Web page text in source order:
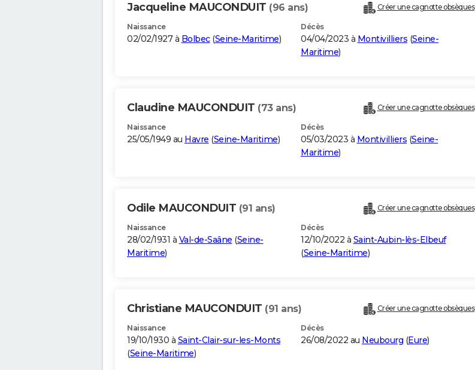
Jacqueline MAUCONDUIT (96 ans) Créer une cagnotte obsèques
Naissance
02/02/1927 à Bolbec(Seine-Maritime)
Décès
04/04/2023 à Montivilliers (Seine-
Maritime)
Claudine MAUCONDUIT (73 ans) Créer une cagnotte obsèques
Naissance
25/05/1949 au Havre (Seine-Maritime)
Décès
05/03/2023 à Montivilliers (Seine-
Maritime)
Odile MAUCONDUIT (91 ans) Créer une cagnotte obsèques
Naissance
28/02/1931 à Val-de-Saâne (Seine-
Maritime)
Décès
12/10/2022 à Saint-Aubin-lès-Elbeuf
(Seine-Maritime)
Christiane MAUCONDUIT (91 ans) Créer une cagnotte obsèques
Naissance
19/10/1930 à Saint-Clair-sur-les-Monts
(Seine-Maritime)
Décès
26/08/2022 au Neubourg (Eure)